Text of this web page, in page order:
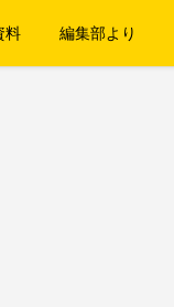
料 編集部より